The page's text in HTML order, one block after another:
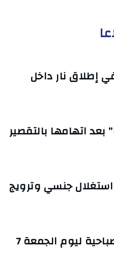
إطلاق نار داخل
اتهامها بالتقصير
جنسي وترويج
تونس الآن/ النشرة الصباحية ليوم الجمعة 7